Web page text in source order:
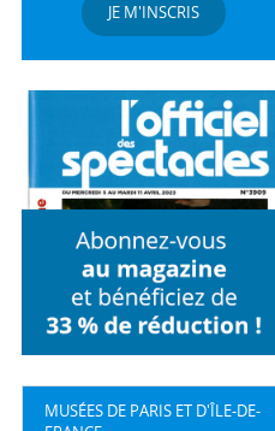
JE M'INSCRIS
MUSÉES DE PARIS ET D'ÎLE-DE-